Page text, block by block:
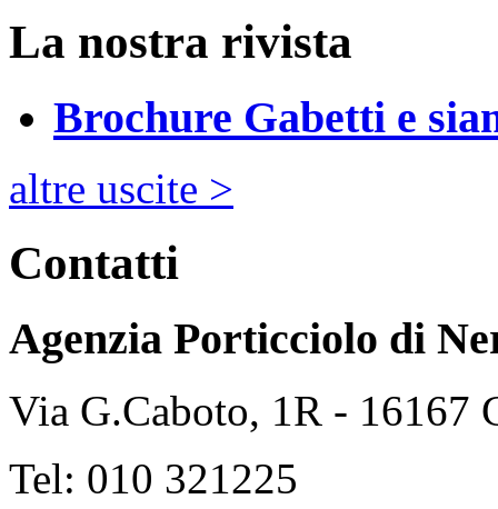
La nostra rivista
Brochure Gabetti e
altre uscite >
Contatti
Agenzia Porticciolo di
Via G.Caboto, 1R - 16167
Tel: 010 321225